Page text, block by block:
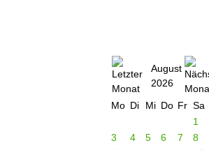
August
2026
Mo Di Mi Do Fr Sa
1
3
4 5 6 7 8